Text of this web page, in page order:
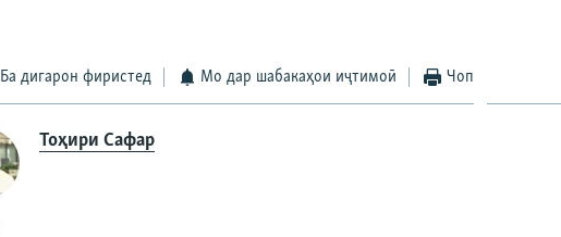
Ба дигарон фиристед Мо дар шабакаҳои иҷтимоӣ Чоп
Тоҳири Сафар